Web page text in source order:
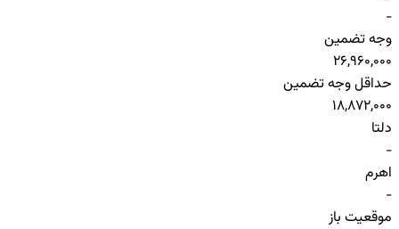
-
وجه تضمین
26,960,000
حداقل وجه تضمین
18,872,000
دلتا
-
اهرم
-
موقعیت باز